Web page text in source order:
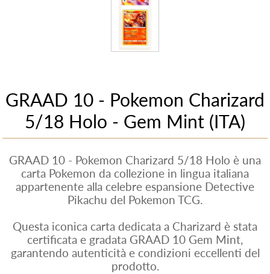
GRAAD 10 - Pokemon Charizard
5/18 Holo - Gem Mint (ITA)
GRAAD 10 - Pokemon Charizard 5/18 Holo è una
carta Pokemon da collezione in lingua italiana
appartenente alla celebre espansione Detective
Pikachu del Pokemon TCG.
Questa iconica carta dedicata a Charizard è stata
certificata e gradata GRAAD 10 Gem Mint,
garantendo autenticità e condizioni eccellenti del
prodotto.